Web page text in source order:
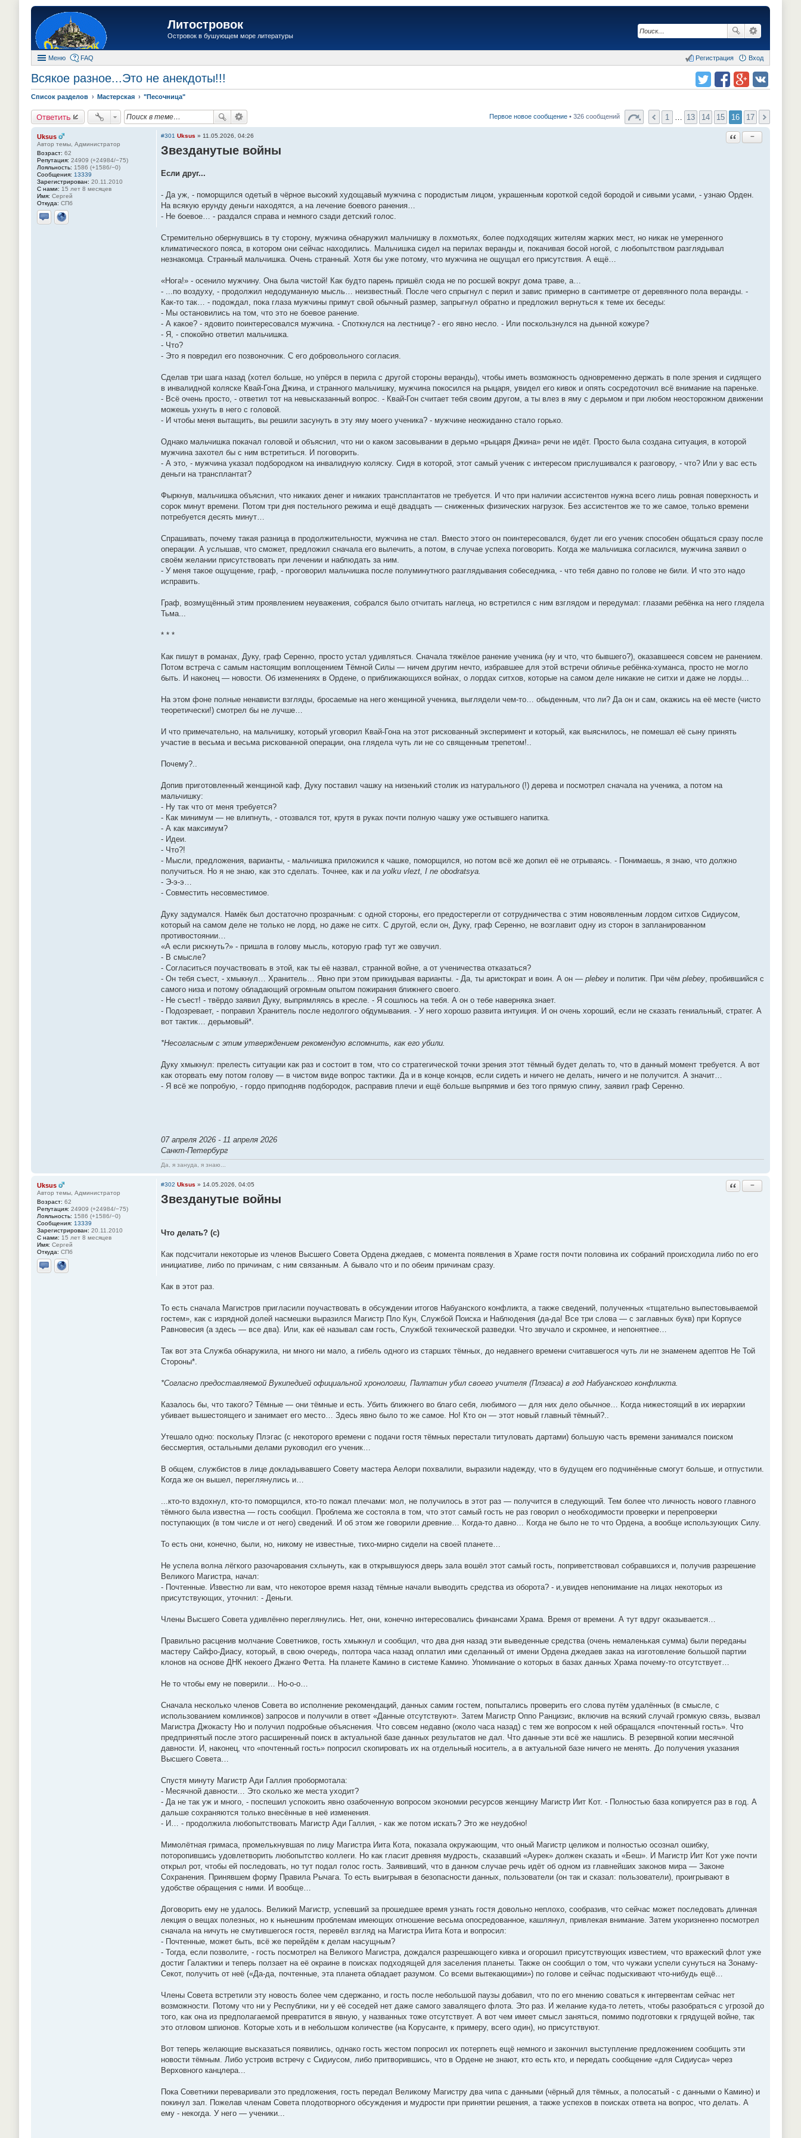
Литостровок
Островок в бушующем море литературы
Меню FAQ Вход
Регистрация
Всякое разное...Это не анекдоты!!!
Список разделов Мастерская "Песочница"
Ответить Первое новое сообщение • 326 сообщений 1 13 14 15 16 17
Uksus
Автор темы, Администратор
Возраст: 62
Репутация: 24909 (+24984/−75)
Лояльность: 1586 (+1586/−0)
Сообщения: 13339
Зарегистрирован: 20.11.2010
С нами: 15 лет 8 месяцев
Имя: Сергей
Откуда: СПб
Отправить личное сообщение
Сайт
Ответить с цитатой
−
#301 Uksus » 11.05.2026, 04:26
Звезданутые войны
Если друг...
- Да уж, - поморщился одетый в чёрное высокий худощавый мужчина с породистым лицом, украшенным короткой седой бородой и сивыми усами, - узнаю Орден.
На всякую ерунду деньги находятся, а на лечение боевого ранения…
- Не боевое… - раздался справа и немного сзади детский голос.
Стремительно обернувшись в ту сторону, мужчина обнаружил мальчишку в лохмотьях, более подходящих жителям жарких мест, но никак не умеренного
климатического пояса, в котором они сейчас находились. Мальчишка сидел на перилах веранды и, покачивая босой ногой, с любопытством разглядывал
незнакомца. Странный мальчишка. Очень странный. Хотя бы уже потому, что мужчина не ощущал его присутствия. А ещё…
«Нога!» - осенило мужчину. Она была чистой! Как будто парень пришёл сюда не по росшей вокруг дома траве, а…
- ...по воздуху, - продолжил недодуманную мысль… неизвестный. После чего спрыгнул с перил и завис примерно в сантиметре от деревянного пола веранды. -
Как-то так… - подождал, пока глаза мужчины примут свой обычный размер, запрыгнул обратно и предложил вернуться к теме их беседы:
- Мы остановились на том, что это не боевое ранение.
- А какое? - ядовито поинтересовался мужчина. - Споткнулся на лестнице? - его явно несло. - Или поскользнулся на дынной кожуре?
- Я, - спокойно ответил мальчишка.
- Что?
- Это я повредил его позвоночник. С его добровольного согласия.
Сделав три шага назад (хотел больше, но упёрся в перила с другой стороны веранды), чтобы иметь возможность одновременно держать в поле зрения и сидящего
в инвалидной коляске Квай-Гона Джина, и странного мальчишку, мужчина покосился на рыцаря, увидел его кивок и опять сосредоточил всё внимание на пареньке.
- Всё очень просто, - ответил тот на невысказанный вопрос. - Квай-Гон считает тебя своим другом, а ты влез в яму с дерьмом и при любом неосторожном движении
можешь ухнуть в него с головой.
- И чтобы меня вытащить, вы решили засунуть в эту яму моего ученика? - мужчине неожиданно стало горько.
Однако мальчишка покачал головой и объяснил, что ни о каком засовывании в дерьмо «рыцаря Джина» речи не идёт. Просто была создана ситуация, в которой
мужчина захотел бы с ним встретиться. И поговорить.
- А это, - мужчина указал подбородком на инвалидную коляску. Сидя в которой, этот самый ученик с интересом прислушивался к разговору, - что? Или у вас есть
деньги на трансплантат?
Фыркнув, мальчишка объяснил, что никаких денег и никаких трансплантатов не требуется. И что при наличии ассистентов нужна всего лишь ровная поверхность и
сорок минут времени. Потом три дня постельного режима и ещё двадцать — сниженных физических нагрузок. Без ассистентов же то же самое, только времени
потребуется десять минут…
Спрашивать, почему такая разница в продолжительности, мужчина не стал. Вместо этого он поинтересовался, будет ли его ученик способен общаться сразу после
операции. А услышав, что сможет, предложил сначала его вылечить, а потом, в случае успеха поговорить. Когда же мальчишка согласился, мужчина заявил о
своём желании присутствовать при лечении и наблюдать за ним.
- У меня такое ощущение, граф, - проговорил мальчишка после полуминутного разглядывания собеседника, - что тебя давно по голове не били. И что это надо
исправить.
Граф, возмущённый этим проявлением неуважения, собрался было отчитать наглеца, но встретился с ним взглядом и передумал: глазами ребёнка на него глядела
Тьма...
* * *
Как пишут в романах, Дуку, граф Серенно, просто устал удивляться. Сначала тяжёлое ранение ученика (ну и что, что бывшего?), оказавшееся совсем не ранением.
Потом встреча с самым настоящим воплощением Тёмной Силы — ничем другим нечто, избравшее для этой встречи обличье ребёнка-хуманса, просто не могло
быть. И наконец — новости. Об изменениях в Ордене, о приближающихся войнах, о лордах ситхов, которые на самом деле никакие не ситхи и даже не лорды…
На этом фоне полные ненависти взгляды, бросаемые на него женщиной ученика, выглядели чем-то… обыденным, что ли? Да он и сам, окажись на её месте (чисто
теоретически!) смотрел бы не лучше…
И что примечательно, на мальчишку, который уговорил Квай-Гона на этот рискованный эксперимент и который, как выяснилось, не помешал её сыну принять
участие в весьма и весьма рискованной операции, она глядела чуть ли не со священным трепетом!..
Почему?..
Допив приготовленный женщиной каф, Дуку поставил чашку на низенький столик из натурального (!) дерева и посмотрел сначала на ученика, а потом на
мальчишку:
- Ну так что от меня требуется?
- Как минимум — не влипнуть, - отозвался тот, крутя в руках почти полную чашку уже остывшего напитка.
- А как максимум?
- Идеи.
- Что?!
- Мысли, предложения, варианты, - мальчишка приложился к чашке, поморщился, но потом всё же допил её не отрываясь. - Понимаешь, я знаю, что должно
получиться. Но я не знаю, как это сделать. Точнее, как и na yolku vlezt, I ne obodratsya.
- Э-э-э…
- Совместить несовместимое.
Дуку задумался. Намёк был достаточно прозрачным: с одной стороны, его предостерегли от сотрудничества с этим новоявленным лордом ситхов Сидиусом,
который на самом деле не только не лорд, но даже не ситх. С другой, если он, Дуку, граф Серенно, не возглавит одну из сторон в запланированном
противостоянии…
«А если рискнуть?» - пришла в голову мысль, которую граф тут же озвучил.
- В смысле?
- Согласиться поучаствовать в этой, как ты её назвал, странной войне, а от ученичества отказаться?
- Он тебя съест, - хмыкнул… Хранитель… Явно при этом прикидывая варианты. - Да, ты аристократ и воин. А он — plebey и политик. При чём plebey, пробившийся с
самого низа и потому обладающий огромным опытом пожирания ближнего своего.
- Не съест! - твёрдо заявил Дуку, выпрямляясь в кресле. - Я сошлюсь на тебя. А он о тебе наверняка знает.
- Подозревает, - поправил Хранитель после недолгого обдумывания. - У него хорошо развита интуиция. И он очень хороший, если не сказать гениальный, стратег. А
вот тактик… дерьмовый*.
*Несогласным с этим утверждением рекомендую вспомнить, как его убили.
Дуку хмыкнул: прелесть ситуации как раз и состоит в том, что со стратегической точки зрения этот тёмный будет делать то, что в данный момент требуется. А вот
как оторвать ему потом голову — в чистом виде вопрос тактики. Да и в конце концов, если сидеть и ничего не делать, ничего и не получится. А значит…
- Я всё же попробую, - гордо приподняв подбородок, расправив плечи и ещё больше выпрямив и без того прямую спину, заявил граф Серенно.
07 апреля 2026 - 11 апреля 2026
Санкт-Петербург
Да, я зануда, я знаю...
Uksus
Автор темы, Администратор
Возраст: 62
Репутация: 24909 (+24984/−75)
Лояльность: 1586 (+1586/−0)
Сообщения: 13339
Зарегистрирован: 20.11.2010
С нами: 15 лет 8 месяцев
Имя: Сергей
Откуда: СПб
Отправить личное сообщение
Сайт
Ответить с цитатой
−
#302 Uksus » 14.05.2026, 04:05
Звезданутые войны
Что делать? (с)
Как подсчитали некоторые из членов Высшего Совета Ордена джедаев, с момента появления в Храме гостя почти половина их собраний происходила либо по его
инициативе, либо по причинам, с ним связанным. А бывало что и по обеим причинам сразу.
Как в этот раз.
То есть сначала Магистров пригласили поучаствовать в обсуждении итогов Набуанского конфликта, а также сведений, полученных «тщательно выпестовываемой
гостем», как с изрядной долей насмешки выразился Магистр Пло Кун, Службой Поиска и Наблюдения (да-да! Все три слова — с заглавных букв) при Корпусе
Равновесия (а здесь — все два). Или, как её называл сам гость, Службой технической разведки. Что звучало и скромнее, и непонятнее…
Так вот эта Служба обнаружила, ни много ни мало, а гибель одного из старших тёмных, до недавнего времени считавшегося чуть ли не знаменем адептов Не Той
Стороны*.
*Согласно предоставляемой Вукипедией официальной хронологии, Палпатин убил своего учителя (Плэгаса) в год Набуанского конфликта.
Казалось бы, что такого? Тёмные — они тёмные и есть. Убить ближнего во благо себя, любимого — для них дело обычное… Когда нижестоящий в их иерархии
убивает вышестоящего и занимает его место… Здесь явно было то же самое. Но! Кто он — этот новый главный тёмный?..
Утешало одно: поскольку Плэгас (с некоторого времени с подачи гостя тёмных перестали титуловать дартами) большую часть времени занимался поиском
бессмертия, остальными делами руководил его ученик…
В общем, службистов в лице докладывавшего Совету мастера Аелори похвалили, выразили надежду, что в будущем его подчинённые смогут больше, и отпустили.
Когда же он вышел, переглянулись и…
...кто-то вздохнул, кто-то поморщился, кто-то пожал плечами: мол, не получилось в этот раз — получится в следующий. Тем более что личность нового главного
тёмного была известна — гость сообщил. Проблема же состояла в том, что этот самый гость не раз говорил о необходимости проверки и перепроверки
поступающих (в том числе и от него) сведений. И об этом же говорили древние… Когда-то давно… Когда не было не то что Ордена, а вообще использующих Силу.
То есть они, конечно, были, но, никому не известные, тихо-мирно сидели на своей планете…
Не успела волна лёгкого разочарования схлынуть, как в открывшуюся дверь зала вошёл этот самый гость, поприветствовал собравшихся и, получив разрешение
Великого Магистра, начал:
- Почтенные. Известно ли вам, что некоторое время назад тёмные начали выводить средства из оборота? - и,увидев непонимание на лицах некоторых из
присутствующих, уточнил: - Деньги.
Члены Высшего Совета удивлённо переглянулись. Нет, они, конечно интересовались финансами Храма. Время от времени. А тут вдруг оказывается…
Правильно расценив молчание Советников, гость хмыкнул и сообщил, что два дня назад эти выведенные средства (очень немаленькая сумма) были переданы
мастеру Сайфо-Диасу, который, в свою очередь, полтора часа назад оплатил ими сделанный от имени Ордена джедаев заказ на изготовление большой партии
клонов на основе ДНК некоего Джанго Фетта. На планете Камино в системе Камино. Упоминание о которых в базах данных Храма почему-то отсутствует…
Не то чтобы ему не поверили… Но-о-о…
Сначала несколько членов Совета во исполнение рекомендаций, данных самим гостем, попытались проверить его слова путём удалённых (в смысле, с
использованием комлинков) запросов и получили в ответ «Данные отсутствуют». Затем Магистр Оппо Ранцизис, включив на всякий случай громкую связь, вызвал
Магистра Джокасту Ню и получил подробные объяснения. Что совсем недавно (около часа назад) с тем же вопросом к ней обращался «почтенный гость». Что
предпринятый после этого расширенный поиск в актуальной базе данных результатов не дал. Что данные эти всё же нашлись. В резервной копии месячной
давности. И, наконец, что «почтенный гость» попросил скопировать их на отдельный носитель, а в актуальной базе ничего не менять. До получения указания
Высшего Совета…
Спустя минуту Магистр Ади Галлия пробормотала:
- Месячной давности… Это сколько же места уходит?
- Да не так уж и много, - поспешил успокоить явно озабоченную вопросом экономии ресурсов женщину Магистр Иит Кот. - Полностью база копируется раз в год. А
дальше сохраняются только внесённые в неё изменения.
- И… - продолжила любопытствовать Магистр Ади Галлия, - как же потом искать? Это же неудобно!
Мимолётная гримаса, промелькнувшая по лицу Магистра Иита Кота, показала окружающим, что оный Магистр целиком и полностью осознал ошибку,
поторопившись удовлетворить любопытство коллеги. Но как гласит древняя мудрость, сказавший «Аурек» должен сказать и «Беш». И Магистр Иит Кот уже почти
открыл рот, чтобы ей последовать, но тут подал голос гость. Заявивший, что в данном случае речь идёт об одном из главнейших законов мира — Законе
Сохранения. Принявшем форму Правила Рычага. То есть выигрывая в безопасности данных, пользователи (он так и сказал: пользователи), проигрывают в
удобстве обращения с ними. И вообще…
Договорить ему не удалось. Великий Магистр, успевший за прошедшее время узнать гостя довольно неплохо, сообразив, что сейчас может последовать длинная
лекция о вещах полезных, но к нынешним проблемам имеющих отношение весьма опосредованное, кашлянул, привлекая внимание. Затем укоризненно посмотрел
сначала на ничуть не смутившегося гостя, перевёл взгляд на Магистра Иита Кота и вопросил:
- Почтенные, может быть, всё же перейдём к делам насущным?
- Тогда, если позволите, - гость посмотрел на Великого Магистра, дождался разрешающего кивка и огорошил присутствующих известием, что вражеский флот уже
достиг Галактики и теперь ползает на её окраине в поисках подходящей для заселения планеты. Также он сообщил о том, что чужаки успели сунуться на Зонаму-
Секот, получить от неё («Да-да, почтенные, эта планета обладает разумом. Со всеми вытекающими») по голове и сейчас подыскивают что-нибудь ещё…
Члены Совета встретили эту новость более чем сдержанно, и гость после небольшой паузы добавил, что по его мнению соваться к интервентам сейчас нет
возможности. Потому что ни у Республики, ни у её соседей нет даже самого завалящего флота. Это раз. И желание куда-то лететь, чтобы разобраться с угрозой до
того, как она из предполагаемой превратится в явную, у названных тоже отсутствует. А вот чем имеет смысл заняться, помимо подготовки к грядущей войне, так
это отловом шпионов. Которые хоть и в небольшом количестве (на Корусанте, к примеру, всего один), но присутствуют.
Вот теперь желающие высказаться появились, однако гость жестом попросил их потерпеть ещё немного и закончил выступление предложением сообщить эти
новости тёмным. Либо устроив встречу с Сидиусом, либо притворившись, что в Ордене не знают, кто есть кто, и передать сообщение «для Сидиуса» через
Верховного канцлера...
Пока Советники переваривали это предложения, гость передал Великому Магистру два чипа с данными (чёрный для тёмных, а полосатый - с данными о Камино) и
покинул зал. Пожелав членам Совета плодотворного обсуждения и мудрости при принятии решения, а также успехов в поисках ответа на вопрос, что делать. А
ему - некогда. У него — ученики...